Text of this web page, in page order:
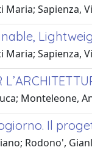
Maria; Sapienza,
Maria; Sapienza,
Monteleone,
Il
Rodono',